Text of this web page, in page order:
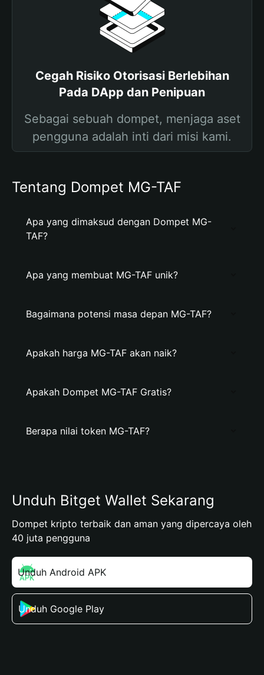
Cegah Risiko Otorisasi Berlebihan
Pada DApp dan Penipuan
Sebagai sebuah dompet, menjaga aset
pengguna adalah inti dari misi kami.
Tentang Dompet MG-TAF
Apa yang dimaksud dengan Dompet MG-
TAF?
Apa yang membuat MG-TAF unik?
Bagaimana potensi masa depan MG-TAF?
Apakah harga MG-TAF akan naik?
Apakah Dompet MG-TAF Gratis?
Berapa nilai token MG-TAF?
Unduh Bitget Wallet Sekarang
Dompet kripto terbaik dan aman yang dipercaya oleh
40 juta pengguna
Unduh Android APK
Unduh Google Play